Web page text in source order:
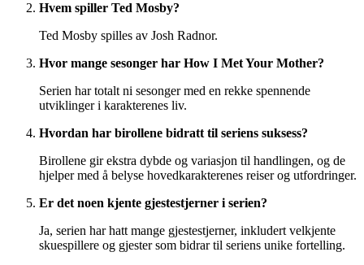
Hvem spiller Ted Mosby?
Ted Mosby spilles av Josh Radnor.
Hvor mange sesonger har How I Met Your Mother?
Serien har totalt ni sesonger med en rekke spennende
utviklinger i karakterenes liv.
Hvordan har birollene bidratt til seriens suksess?
Birollene gir ekstra dybde og variasjon til handlingen, og de
hjelper med å belyse hovedkarakterenes reiser og utfordringer.
Er det noen kjente gjestestjerner i serien?
Ja, serien har hatt mange gjestestjerner, inkludert velkjente
skuespillere og gjester som bidrar til seriens unike fortelling.